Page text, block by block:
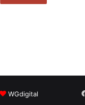
WGdigital